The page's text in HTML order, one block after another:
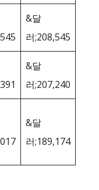
&달
러;208,545
&달
러;207,240
&달
러;189,174